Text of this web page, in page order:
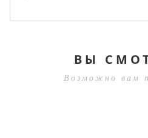
ВЫ
Возможно вам